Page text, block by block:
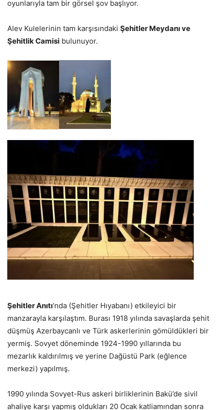
oyunlarıyla tam bir görsel şov başlıyor.
Alev Kulelerinin tam karşısındaki Şehitler Meydanı ve
Şehitlik Camisi bulunuyor.
Şehitler Anıtı‘nda (Şehitler Hıyabanı) etkileyici bir
manzarayla karşılaştım. Burası 1918 yılında savaşlarda şehit
düşmüş Azerbaycanlı ve Türk askerlerinin gömüldükleri bir
yermiş. Sovyet döneminde 1924-1990 yıllarında bu
mezarlık kaldırılmış ve yerine Dağüstü Park (eğlence
merkezi) yapılmış.
1990 yılında Sovyet-Rus askeri birliklerinin Bakü’de sivil
ahaliye karşı yapmış oldukları 20 Ocak katliamından sonra